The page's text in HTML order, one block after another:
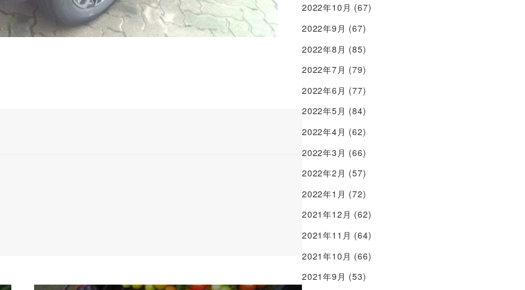
2022年10月 (67)
2022年9月 (67)
2022年8月 (85)
2022年7月 (79)
2022年6月 (77)
2022年5月 (84)
2022年4月 (62)
2022年3月 (66)
2022年2月 (57)
2022年1月 (72)
2021年12月 (62)
2021年11月 (64)
2021年10月 (66)
2021年9月 (53)